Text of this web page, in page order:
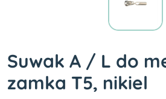
Suwak A / L do
zamka T5, nikiel